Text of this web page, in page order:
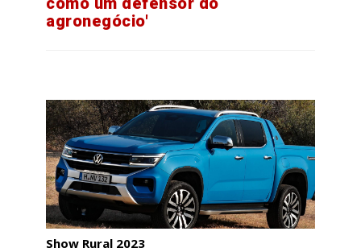
agronegócio'
Show Rural 2023